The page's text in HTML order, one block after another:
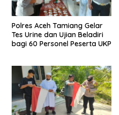
Polres Aceh Tamiang Gelar
Tes Urine dan Ujian Beladiri
bagi 60 Personel Peserta UKP